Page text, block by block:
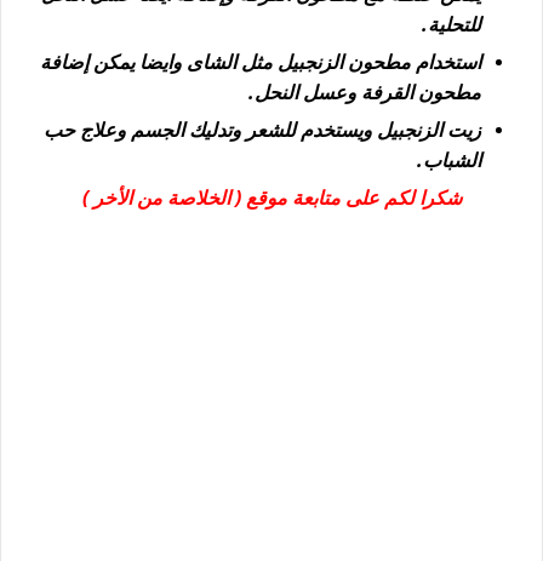
للتحلية.
استخدام مطحون الزنجبيل مثل الشاى وايضا يمكن إضافة
مطحون القرفة وعسل النحل.
زيت الزنجبيل ويستخدم للشعر وتدليك الجسم وعلاج حب
الشباب.
شكرا لكم على متابعة موقع ( الخلاصة من الأخر )